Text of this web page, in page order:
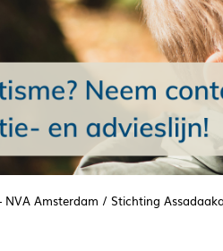
NVA Amsterdam / Stichting Assadaaka